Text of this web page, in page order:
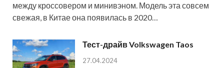
между кроссовером и минивэном. Модель эта совсем
свежая, в Китае она появилась в 2020…
Тест-драйв Volkswagen Taos
27.04.2024